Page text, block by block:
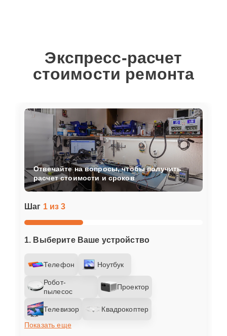
Экспресс-расчет
стоимости ремонта
Шаг 1 из 3
1. Выберите Ваше устройство
Телефон Ноутбук
Робот-
пылесос
Проектор
Телевизор
Квадрокоптер
Показать еще
Отвечайте на вопросы, чтобы получить
расчет стоимости и сроков